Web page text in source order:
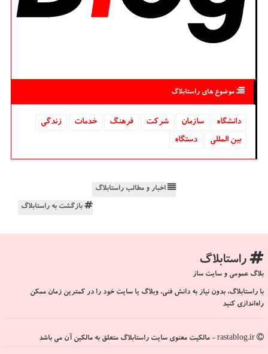
موضوع های راستابلاگ
دانشگاه‌ سازمان شركت فرهنگ خدمات
زندگی
بین المللی
دستگاه
اخبار و مطالب راستابلاگ
بازگشت به راستابلاگ
راستابلاگ
بلاگ عمومی و سایت ساز
با راستابلاگ، بدون نیاز به دانش فنی، وبلاگ یا سایت خود را در کمترین زمان ممکن
راه‌اندازی کنید